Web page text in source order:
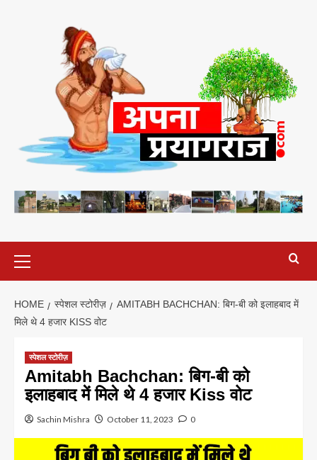
Menu
HOME स्पेशल स्टोरीज़
AMITABH BACHCHAN: बिग-बी को इलाहबाद में
मिले थे 4 हजार KISS वोट
स्पेशल स्टोरीज़
Amitabh Bachchan: बिग-बी को
इलाहबाद में मिले थे 4 हजार Kiss वोट
Sachin Mishra October 11, 2023 0